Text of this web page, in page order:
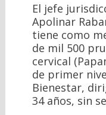
El jefe
Apolinar
tiene como
de mil 500
cervical
de primer
Bienestar,
34 años, sin